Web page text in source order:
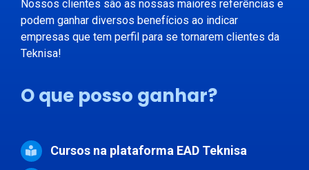
Nossos clientes são as nossas maiores referências e
podem ganhar diversos benefícios ao indicar
empresas que tem perfil para se tornarem clientes da
Teknisa!
O que posso ganhar?
Cursos na plataforma EAD Teknisa